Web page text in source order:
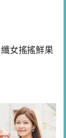
女搖搖鮮果